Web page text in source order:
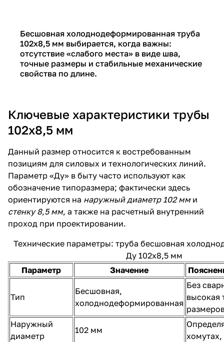
Бесшовная холоднодеформированная труба
102х8,5 мм выбирается, когда важны:
отсутствие «слабого места» в виде шва,
точные размеры и стабильные механические
свойства по длине.
Ключевые характеристики трубы
102х8,5 мм
Данный размер относится к востребованным
позициям для силовых и технологических линий.
Параметр «Ду» в быту часто используют как
обозначение типоразмера; фактически здесь
ориентируются на наружный диаметр 102 мми
стенку 8,5 мм, а также на расчетный внутренний
проход при проектировании.
Технические параметры: труба бесшовная
Ду 102х8,5 мм
Параметр
Значение
Тип
Бесшовная,
холоднодеформированная
Без
высокая
Наружный
диаметр
102 мм
хомутах,